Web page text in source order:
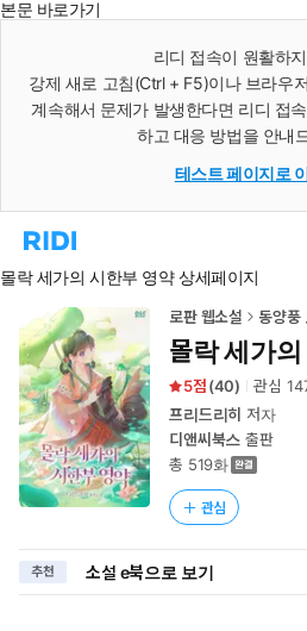
본문 바로가기
리디 접속이 원활하
강제 새로 고침(Ctrl + F5)이나 브라우
계속해서 문제가 발생한다면 리디 접
하고 대응 방법을 안내
테스트 페이지로
리
홈
로
이
동
몰락 세가의 시한부 영약 상세페이지
로판 웹소설 동양풍
몰락 세가
5 (40) 관심
프리드리히 저자
디앤씨북스 출판
총 519화
관심
추천 소설 e북으로 보기